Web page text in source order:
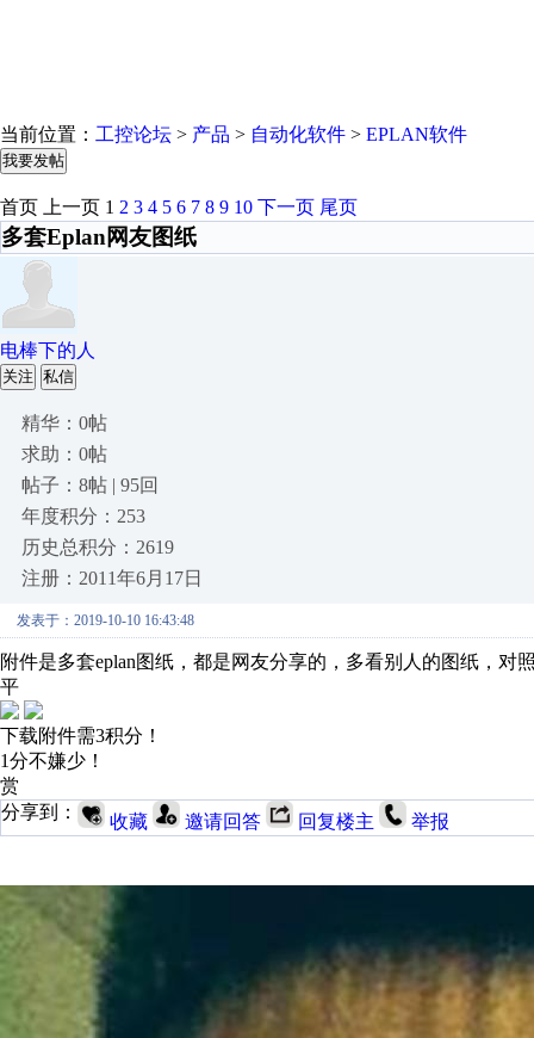
当前位置： 工控论坛 > 产品 > 自动化软件 > EPLAN软件
我要发帖
首页 上一页 1 2 3 4 5 6 7 8 9 10 下一页 尾页
多套Eplan网友图纸
电棒下的人
关注 私信
精华：0帖
求助：0帖
帖子：8帖 | 95回
年度积分：253
历史总积分：2619
注册：2011年6月17日
发表于：2019-10-10 16:43:48
附件是多套eplan图纸，都是网友分享的，多看别人的图纸，
平
下载附件需3积分！
1分不嫌少！
赏
分享到：
收藏 邀请回答 回复楼主 举报